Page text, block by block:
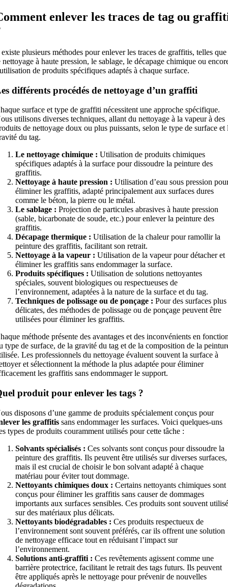
enlever les traces de tag ou
plusieurs méthodes pour enlever les traces de graffitis, telles que
nettoyage à haute pression, le sablage, le décapage chimique ou
de produits spécifiques adaptés à chaque surface.
différents procédés de nettoyage d’un graffiti
surface et type de graffiti nécessitent une approche spécifique.
utilisons diverses techniques, allant du nettoyage à la vapeur à des
de nettoyage doux ou plus puissants, selon le type de surface et
du tag.
Le nettoyage chimique : Utilisation de produits chimiques
spécifiques adaptés à la surface pour dissoudre la peinture des
graffitis.
Nettoyage à haute pression : Utilisation d’eau sous pression
éliminer les graffitis, adapté principalement aux surfaces dures
comme le béton, la pierre ou le métal.
Le sablage : Projection de particules abrasives à haute pression
(sable, bicarbonate de soude, etc.) pour enlever la peinture des
graffitis.
Décapage thermique : Utilisation de la chaleur pour ramollir la
peinture des graffitis, facilitant son retrait.
Nettoyage à la vapeur : Utilisation de la vapeur pour détacher et
éliminer les graffitis sans endommager la surface.
Produits spécifiques : Utilisation de solutions nettoyantes
spéciales, souvent biologiques ou respectueuses de
l’environnement, adaptées à la nature de la surface et du tag.
Techniques de polissage ou de ponçage : Pour des surfaces plus
délicates, des méthodes de polissage ou de ponçage peuvent être
utilisées pour éliminer les graffitis.
méthode présente des avantages et des inconvénients en
type de surface, de la gravité du tag et de la composition de la
Les professionnels du nettoyage évaluent souvent la surface à
et sélectionnent la méthode la plus adaptée pour éliminer
les graffitis sans endommager le support.
produit pour enlever les tags ?
disposons d’une gamme de produits spécialement conçus pour
les graffitis sans endommager les surfaces. Voici quelques-uns
types de produits couramment utilisés pour cette tâche :
Solvants spécialisés : Ces solvants sont conçus pour dissoudre la
peinture des graffitis. Ils peuvent être utilisés sur diverses surfaces,
mais il est crucial de choisir le bon solvant adapté à chaque
matériau pour éviter tout dommage.
Nettoyants chimiques doux : Certains nettoyants chimiques sont
conçus pour éliminer les graffitis sans causer de dommages
importants aux surfaces sensibles. Ces produits sont souvent
sur des matériaux plus délicats.
Nettoyants biodégradables : Ces produits respectueux de
l’environnement sont souvent préférés, car ils offrent une solution
de nettoyage efficace tout en réduisant l’impact sur
l’environnement.
Solutions anti-graffiti : Ces revêtements agissent comme une
barrière protectrice, facilitant le retrait des tags futurs. Ils peuvent
être appliqués après le nettoyage pour prévenir de nouvelles